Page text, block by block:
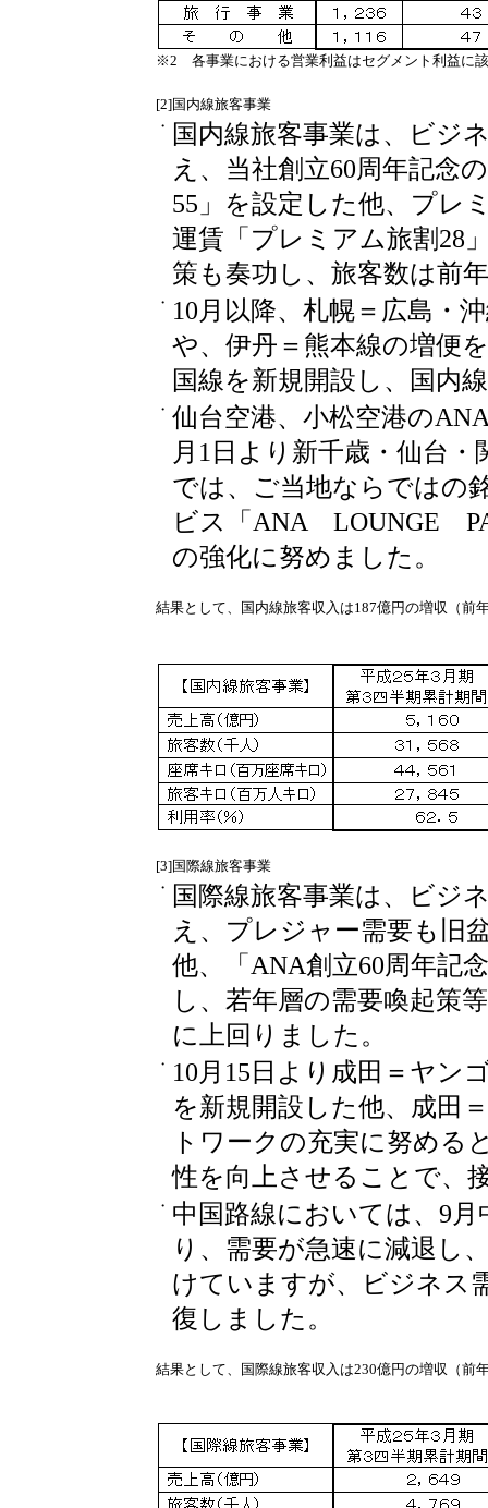
※2 各事業における営業利益はセグメント利益に
[2]国内線旅客事業
・
国内線旅客事業は、ビジ
え、当社創立60周年記念
55」を設定した他、プレ
運賃「プレミアム旅割28
策も奏功し、旅客数は前
・ 10月以降、札幌＝広島・
や、伊丹＝熊本線の増便
国線を新規開設し、国内
・ 仙台空港、小松空港の
月1日より新千歳・仙台
では、ご当地ならではの
ビス「ANA LOUNGE
の強化に努めました。
結果として、国内線旅客収入は187億円の増収（前
[3]国際線旅客事業
・
国際線旅客事業は、ビジ
え、プレジャー需要も旧
他、「ANA創立60周年記
し、若年層の需要喚起策
に上回りました。
・ 10月15日より成田＝ヤン
を新規開設した他、成田
トワークの充実に努める
性を向上させることで、
・ 中国路線においては、9
り、需要が急速に減退し
けていますが、ビジネス
復しました。
結果として、国際線旅客収入は230億円の増収（前